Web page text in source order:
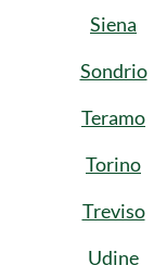
Siena
Sondrio
Teramo
Torino
Treviso
Udine